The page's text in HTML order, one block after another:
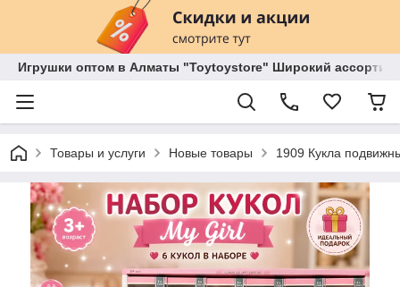
Игрушки оптом в Алматы "Toytoystore" Широкий
Товары и услуги Новые товары 1909 Кукла